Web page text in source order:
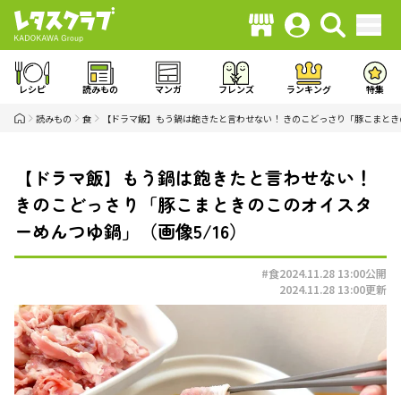
レシピ 読みもの マンガ フレンズ ランキング 特集
読みもの 食 【ドラマ飯】もう鍋は飽きたと言わせない！ きのこどっさり「豚こまと
【ドラマ飯】もう鍋は飽きたと言わせない！
きのこどっさり「豚こまときのこのオイスタ
ーめんつゆ鍋」（画像5/16）
#食2024.11.28 13:00公開
2024.11.28 13:00更新